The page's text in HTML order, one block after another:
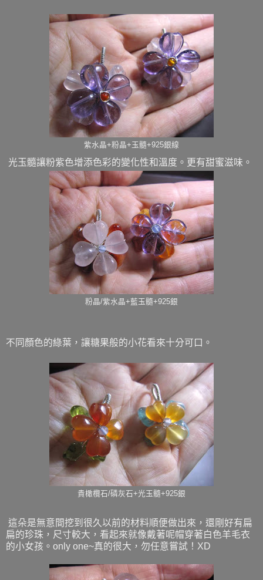
紫水晶+粉晶+玉髓+925銀線
光玉髓讓粉紫色增添色彩的變化性和溫度。更有甜蜜滋味。
粉晶/紫水晶+藍玉髓+925銀
不同顏色的綠葉，讓糖果般的小花看來十分可口。
貴橄欖石/磷灰石+光玉髓+925銀
這朵是無意間挖到很久以前的材料順便做出來，還剛好有扁
扁的珍珠，尺寸較大，看起來就像戴著呢帽穿著白色羊毛衣
的小女孩。only one~真的很大，勿任意嘗試！XD